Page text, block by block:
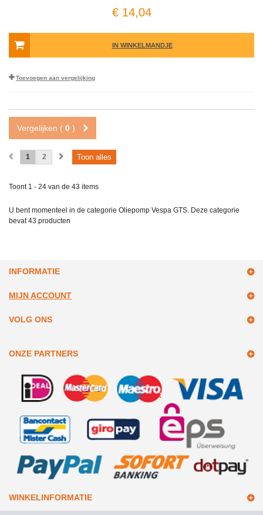
€ 14,04
IN WINKELMANDJE
Toevoegen aan vergelijking
Vergelijken ( 0 )
Toon alles
1 2
Toont 1 - 24 van de 43 items
U bent momenteel in de categorie Oliepomp Vespa GTS. Deze categorie
bevat43 producten
INFORMATIE
MIJN ACCOUNT
VOLG ONS
ONZE PARTNERS
WINKELINFORMATIE